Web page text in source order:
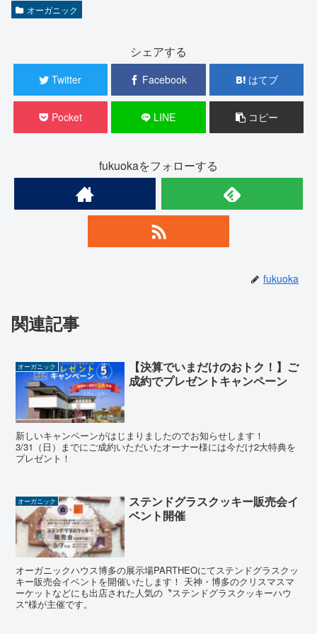
オーガニック
シェアする
Twitter Facebook はてブ
Pocket LINE コピー
fukuokaをフォローする
fukuoka
関連記事
オーガニック
【決算でいまだけのおトク！】ご
成約でプレゼントキャンペーン
新しいキャンペーンがはじまりましたのでお知らせします！
3/31（日）までにご成約いただいたオーナー様には今だけ2大特典を
プレゼント！
オーガニック
ステンドグラスクッキー販売会イ
ベント開催
オーガニックハウス博多の展示場PARTHEOにてステンドグラスクッ
キー販売会イベントを開催いたします！ 天神・博多のクリスマスマ
ーケットなどにも出店された人気の〝ステンドグラスクッキーハウ
ス"様が主催です。